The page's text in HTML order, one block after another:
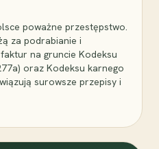
poważne przestępstwo.
za podrabianie i
na gruncie Kodeksu
oraz Kodeksu karnego
surowsze przepisy i